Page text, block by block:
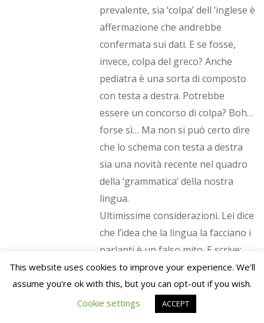
prevalente, sia ‘colpa’ dell ‘inglese è
affermazione che andrebbe
confermata sui dati. E se fosse,
invece, colpa del greco? Anche
pediatra è una sorta di composto
con testa a destra. Potrebbe
essere un concorso di colpa? Boh…
forse sì… Ma non si può certo dire
che lo schema con testa a destra
sia una novità recente nel quadro
della ‘grammatica’ della nostra
lingua.
Ultimissime considerazioni. Lei dice
che l’idea che la lingua la facciano i
parlanti è un falso mito. E scrive:
“Non sono i parlanti a fare la
lingua, in questi casi, come nel caso
del cashback di stato, sono invece i
This website uses cookies to improve your experience. We'll
assume you're ok with this, but you can opt-out if you wish.
Cookie settings
ACCEPT